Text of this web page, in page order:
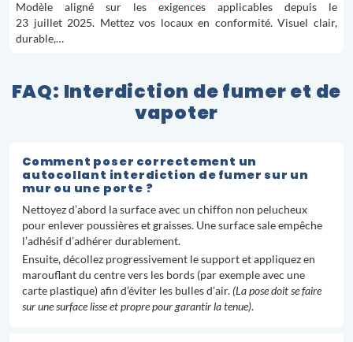
Modèle aligné sur les exigences applicables depuis le
23 juillet 2025. Mettez vos locaux en conformité. Visuel clair,
durable,…
FAQ: Interdiction de fumer et de
vapoter
Comment poser correctement un
autocollant interdiction de fumer sur un
mur ou une porte ?
Nettoyez d’abord la surface avec un chiffon non pelucheux
pour enlever poussières et graisses. Une surface sale empêche
l’adhésif d’adhérer durablement.
Ensuite, décollez progressivement le support et appliquez en
marouflant du centre vers les bords (par exemple avec une
carte plastique) afin d’éviter les bulles d’air.(La pose doit se faire
sur une surface lisse et propre pour garantir la tenue).